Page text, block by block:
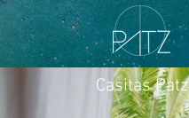
Casitas Patz